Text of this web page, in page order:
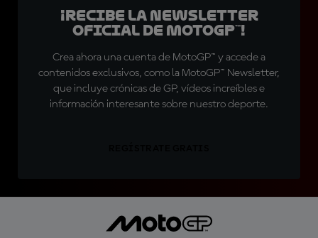
¡Recibe la Newsletter
oficial de MotoGP™!
Crea ahora una cuenta de MotoGP™ y accede a
contenidos exclusivos, como la MotoGP™ Newsletter,
que incluye crónicas de GP, vídeos increíbles e
información interesante sobre nuestro deporte.